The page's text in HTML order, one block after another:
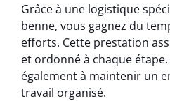
Grâce à une logistique
benne, vous gagnez du
efforts. Cette prestation
et ordonné à chaque
également à maintenir un
travail organisé.